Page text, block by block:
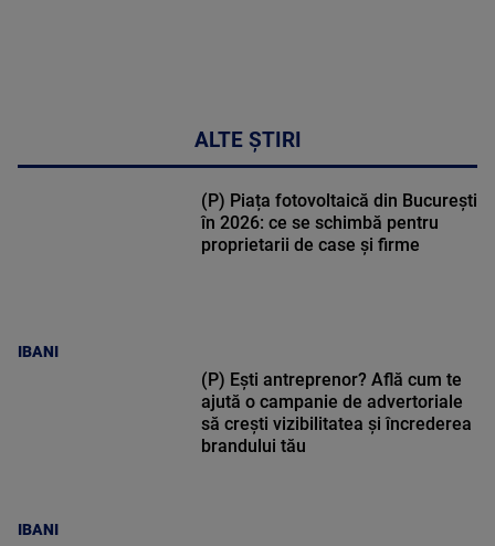
ALTE ȘTIRI
IBANI
(P) Piața fotovoltaică din București
în 2026: ce se schimbă pentru
proprietarii de case și firme
IBANI
(P) Ești antreprenor? Află cum te
ajută o campanie de advertoriale
să crești vizibilitatea și încrederea
brandului tău